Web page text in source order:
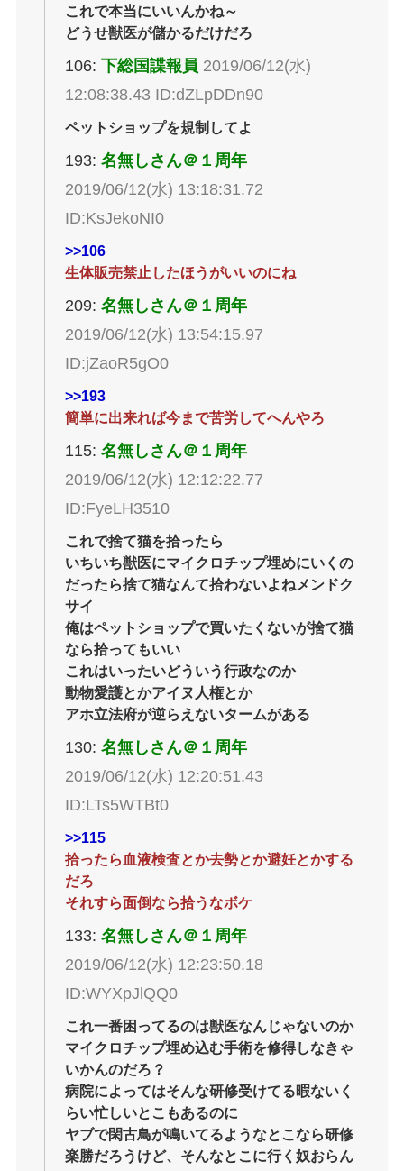
これで本当にいいんかね～
どうせ獣医が儲かるだけだろ
106: 下総国諜報員 2019/06/12(水)
12:08:38.43 ID:dZLpDDn90
ペットショップを規制してよ
193: 名無しさん＠１周年
2019/06/12(水) 13:18:31.72
ID:KsJekoNI0
>>106
生体販売禁止したほうがいいのにね
209: 名無しさん＠１周年
2019/06/12(水) 13:54:15.97
ID:jZaoR5gO0
>>193
簡単に出来れば今まで苦労してへんやろ
115: 名無しさん＠１周年
2019/06/12(水) 12:12:22.77
ID:FyeLH3510
これで捨て猫を拾ったら
いちいち獣医にマイクロチップ埋めにいくの
だったら捨て猫なんて拾わないよねメンドク
サイ
俺はペットショップで買いたくないが捨て猫
なら拾ってもいい
これはいったいどういう行政なのか
動物愛護とかアイヌ人権とか
アホ立法府が逆らえないタームがある
130: 名無しさん＠１周年
2019/06/12(水) 12:20:51.43
ID:LTs5WTBt0
>>115
拾ったら血液検査とか去勢とか避妊とかする
だろ
それすら面倒なら拾うなボケ
133: 名無しさん＠１周年
2019/06/12(水) 12:23:50.18
ID:WYXpJlQQ0
これ一番困ってるのは獣医なんじゃないのか
マイクロチップ埋め込む手術を修得しなきゃ
いかんのだろ？
病院によってはそんな研修受けてる暇ないく
らい忙しいとこもあるのに
ヤブで閑古鳥が鳴いてるようなとこなら研修
楽勝だろうけど、そんなとこに行く奴おらん